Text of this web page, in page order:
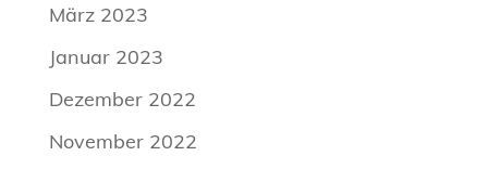
März 2023
Januar 2023
Dezember 2022
November 2022